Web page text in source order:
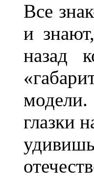
Все
и
назад
глазки